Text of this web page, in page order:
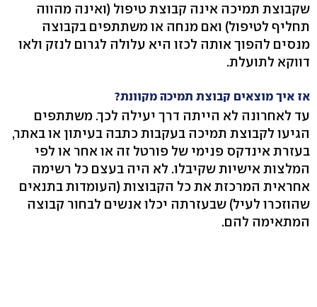
שקבוצת תמיכה אינה קבוצת טיפול (ואינה מהווה
תחליף לטיפול) ואם מנחה או משתתפים בקבוצה
מנסים להפוך אותה לכזו היא עלולה לגרום לנזק ולאו
דווקא לתועלת.
אז איך מוצאים קבוצת תמיכה מקוונת?
עד לאחרונה לא הייתה דרך יעילה לכך. משתתפים
הגיעו לקבוצת תמיכה בעקבות כתבה בעיתון או באתר,
בעזרת אינדקס פנימי של פורטל זה או אחר או לפי
המלצות אישיות שקיבלו. לא היה בעצם כל רשימה
אחראית המרכזת את כל הקבוצות (העומדות בתנאים
שהוזכרו לעיל) שבעזרתה יכלו אנשים לבחור קבוצה
המתאימה להם.